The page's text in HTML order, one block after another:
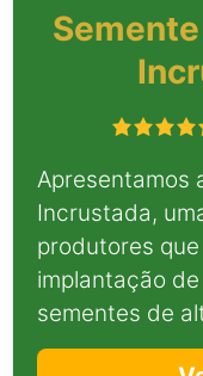
Apresentamos
Incrustada,
produtores
implantação
sementes de